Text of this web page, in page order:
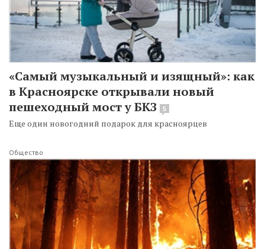
«Самый музыкальный и изящный»: как
в Красноярске открывали новый
пешеходный мост у БКЗ
5
Еще один новогодний подарок для красноярцев
Общество